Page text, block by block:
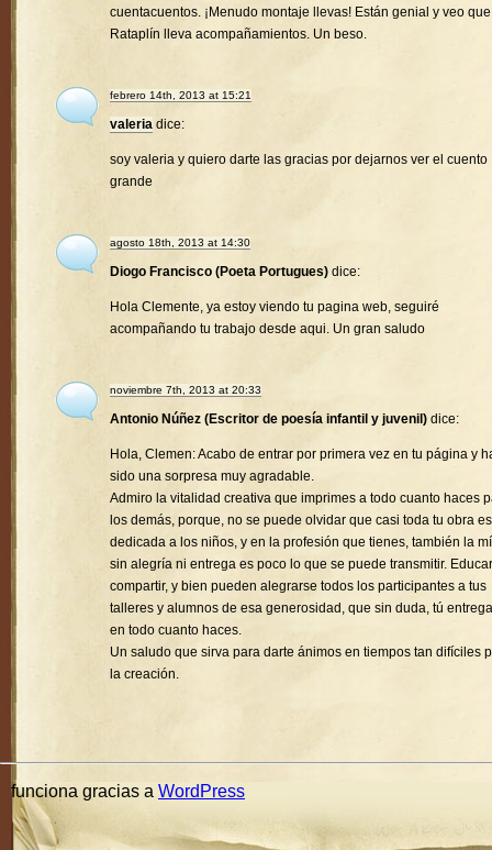
cuentacuentos. ¡Menudo montaje llevas! Están genial y veo que
Rataplín lleva acompañamientos. Un beso.
febrero 14th, 2013 at 15:21
valeria dice:
soy valeria y quiero darte las gracias por dejarnos ver el cuento
grande
agosto 18th, 2013 at 14:30
Diogo Francisco (Poeta Portugues) dice:
Hola Clemente, ya estoy viendo tu pagina web, seguiré
acompañando tu trabajo desde aqui. Un gran saludo
noviembre 7th, 2013 at 20:33
Antonio Núñez (Escritor de poesía infantil y juvenil) dice:
Hola, Clemen: Acabo de entrar por primera vez en tu página y
sido una sorpresa muy agradable.
Admiro la vitalidad creativa que imprimes a todo cuanto haces
los demás, porque, no se puede olvidar que casi toda tu obra
dedicada a los niños, y en la profesión que tienes, también la
sin alegría ni entrega es poco lo que se puede transmitir.
compartir, y bien pueden alegrarse todos los participantes a tus
talleres y alumnos de esa generosidad, que sin duda, tú
en todo cuanto haces.
Un saludo que sirva para darte ánimos en tiempos tan difíciles
la creación.
funciona gracias a WordPress